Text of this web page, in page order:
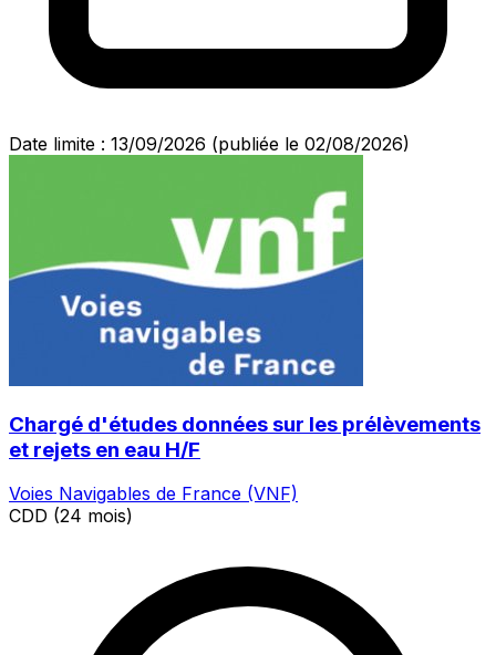
Date limite : 13/09/2026 (publiée le 02/08/2026)
Chargé d'études données sur les prélèvements
et rejets en eau H/F
Voies Navigables de France (VNF)
CDD (24 mois)